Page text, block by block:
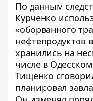
По данным
Курченко
«оборванного
нефтепродуктов
хранились на
числе в
Тищенко
планировал